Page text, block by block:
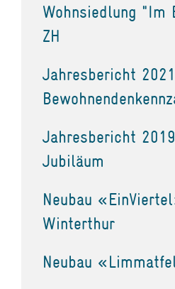
Wohnsiedlung "Im
ZH
Jahresbericht
Jahresbericht
Jubiläum
Neubau
Winterthur
Neubau